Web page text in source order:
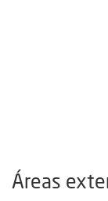
Áreas